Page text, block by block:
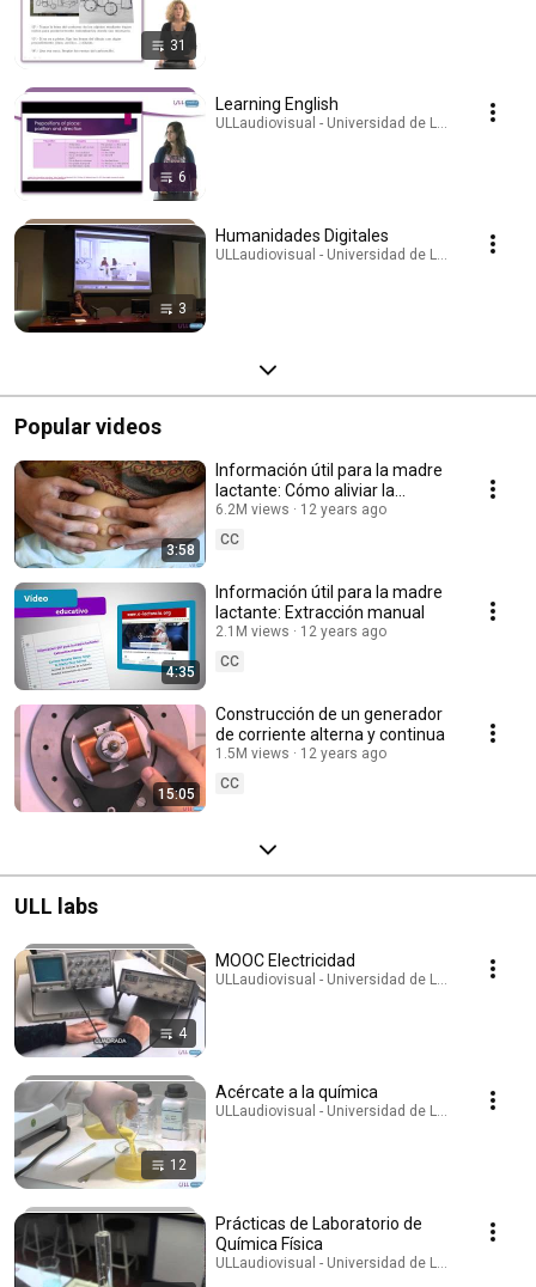
31
6
Learning English
ULLaudiovisual - Universidad de La Laguna ·
3
Humanidades Digitales
ULLaudiovisual - Universidad de La Laguna ·
Popular videos
3:58
Información útil para la madre
lactante: Cómo aliviar la
ingurgitación mamaria
6.2M views
12 years ago
CC
4:35
Información útil para la madre
lactante: Extracción manual
2.1M views
12 years ago
CC
15:05
Construcción de un generador
de corriente alterna y continua
1.5M views
12 years ago
CC
ULL labs
4
MOOC Electricidad
ULLaudiovisual - Universidad de La Laguna ·
12
Acércate a la química
ULLaudiovisual - Universidad de La Laguna ·
Prácticas de Laboratorio de
Química Física
ULLaudiovisual - Universidad de La Laguna ·